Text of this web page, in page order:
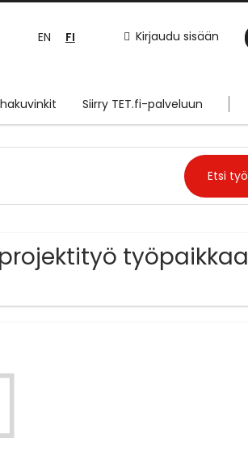
Kirjaudu sisään
EN FI
Siirry TET.fi-palveluun
työpaikkaa